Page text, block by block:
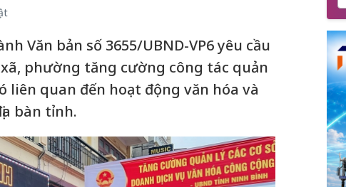
Văn bản số 3655/UBND-VP6 yêu cầu
phường tăng cường công tác quản
liên quan đến hoạt động văn hóa và
bàn tỉnh.